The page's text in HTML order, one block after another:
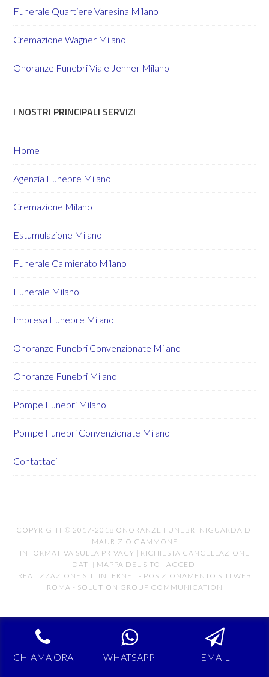
Funerale Quartiere Varesina Milano
Cremazione Wagner Milano
Onoranze Funebri Viale Jenner Milano
I NOSTRI PRINCIPALI SERVIZI
Home
Agenzia Funebre Milano
Cremazione Milano
Estumulazione Milano
Funerale Calmierato Milano
Funerale Milano
Impresa Funebre Milano
Onoranze Funebri Convenzionate Milano
Onoranze Funebri Milano
Pompe Funebri Milano
Pompe Funebri Convenzionate Milano
Contattaci
COPYRIGHT © 2017-2018 ONORANZE FUNEBRI NIGUARDA DI
MAURIZIO GAMMONE
INFORMATIVA SULLA PRIVACY | RICHIESTA CANCELLAZIONE
DATI | MAPPA DEL SITO | ACCEDI
REALIZZAZIONE SITI INTERNET - POSIZIONAMENTO SITI WEB
ROMA - SOLUTION GROUP COMMUNICATION
CHIAMA ORA WHATSAPP EMAIL